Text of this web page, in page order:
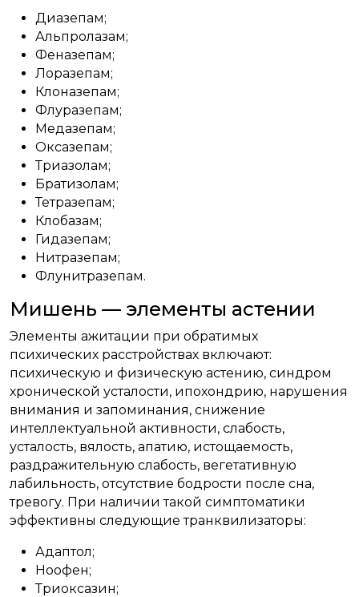
Диазепам;
Альпролазам;
Феназепам;
Лоразепам;
Клоназепам;
Флуразепам;
Медазепам;
Оксазепам;
Триазолам;
Братизолам;
Тетразепам;
Клобазам;
Гидазепам;
Нитразепам;
Флунитразепам.
Мишень — элементы астении
Элементы ажитации при обратимых
психических расстройствах включают:
психическую и физическую астению, синдром
хронической усталости, ипохондрию, нарушения
внимания и запоминания, снижение
интеллектуальной активности, слабость,
усталость, вялость, апатию, истощаемость,
раздражительную слабость, вегетативную
лабильность, отсутствие бодрости после сна,
тревогу. При наличии такой симптоматики
эффективны следующие транквилизаторы:
Адаптол;
Ноофен;
Триоксазин;